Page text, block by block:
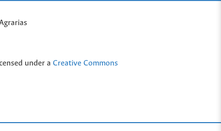
under a Creative Commons